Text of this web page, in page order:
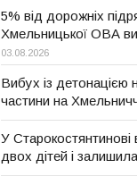
5% від дорожніх
Хмельницької ОВА
03.08.2026
Вибух із детонацією
частини на
У Старокостянтинові
двох дітей і